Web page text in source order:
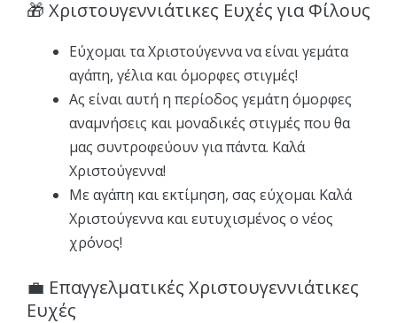
🎁 Χριστουγεννιάτικες Ευχές για Φίλους
Εύχομαι τα Χριστούγεννα να είναι γεμάτα
αγάπη, γέλια και όμορφες στιγμές!
Ας είναι αυτή η περίοδος γεμάτη όμορφες
αναμνήσεις και μοναδικές στιγμές που θα
μας συντροφεύουν για πάντα. Καλά
Χριστούγεννα!
Με αγάπη και εκτίμηση, σας εύχομαι Καλά
Χριστούγεννα και ευτυχισμένος ο νέος
χρόνος!
💼 Επαγγελματικές Χριστουγεννιάτικες
Ευχές